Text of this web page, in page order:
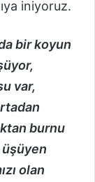
iniyoruz.
bir koyun
var,
burnu
üşüyen
olan